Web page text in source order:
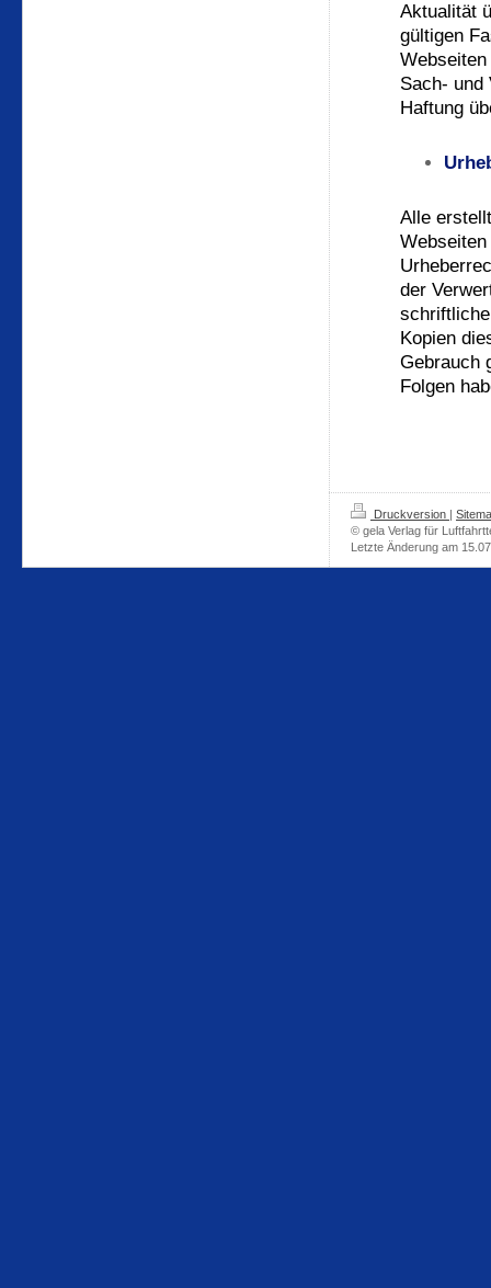
Aktualität
gültigen
Sach- und
Haftung
Alle
der
Kopien
Gebrauch
Folgen
Druckversion |
© gela Verlag für
Letzte Änderung am